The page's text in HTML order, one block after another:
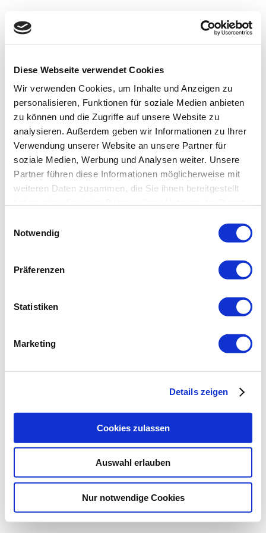
Diese Webseite verwendet Cookies
Wir verwenden Cookies, um Inhalte und Anzeigen zu
personalisieren, Funktionen für soziale Medien anbieten
zu können und die Zugriffe auf unsere Website zu
analysieren. Außerdem geben wir Informationen zu Ihrer
Verwendung unserer Website an unsere Partner für
soziale Medien, Werbung und Analysen weiter. Unsere
Partner führen diese Informationen möglicherweise mit
weiteren Daten zusammen, die Sie ihnen bereitgestellt
Notwendig
Präferenzen
Statistiken
Marketing
Details zeigen
Cookies zulassen
Auswahl erlauben
Nur notwendige Cookies